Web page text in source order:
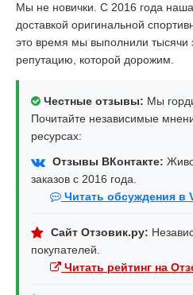
Мы не новички. С 2016 года
доставкой оригинальной
это время мы выполнили тысячи
репутацию, которой дорожим.
Честные отзывы: Мы
Почитайте независимые
ресурсах:
Отзывы ВКонтакте:
заказов с 2016 года.
Читать обсуждения в
Сайт Отзовик.ру:
покупателей.
Читать рейтинг на